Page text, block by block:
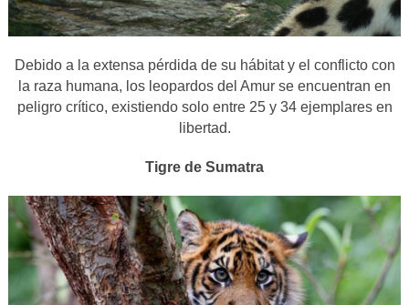
Debido a la extensa pérdida de su hábitat y el conflicto con
la raza humana, los leopardos del Amur se encuentran en
peligro crítico, existiendo solo entre 25 y 34 ejemplares en
libertad.
Tigre de Sumatra